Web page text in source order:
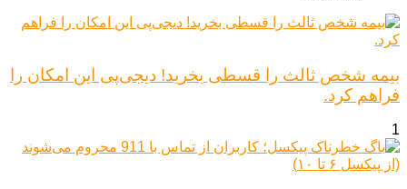
بیمه شخص ثالث را قسطی بخرید! دیجی‌پی این امکان را
فراهم کرد.
1